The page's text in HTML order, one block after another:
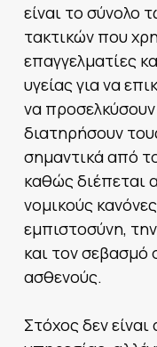
είναι το σύνολο
τακτικών που
επαγγελματίες
υγείας για να
να προσελκύσουν
διατηρήσουν
σημαντικά από
καθώς διέπεται
νομικούς
εμπιστοσύνη,
και τον σεβασμό
ασθενούς.
Στόχος δεν